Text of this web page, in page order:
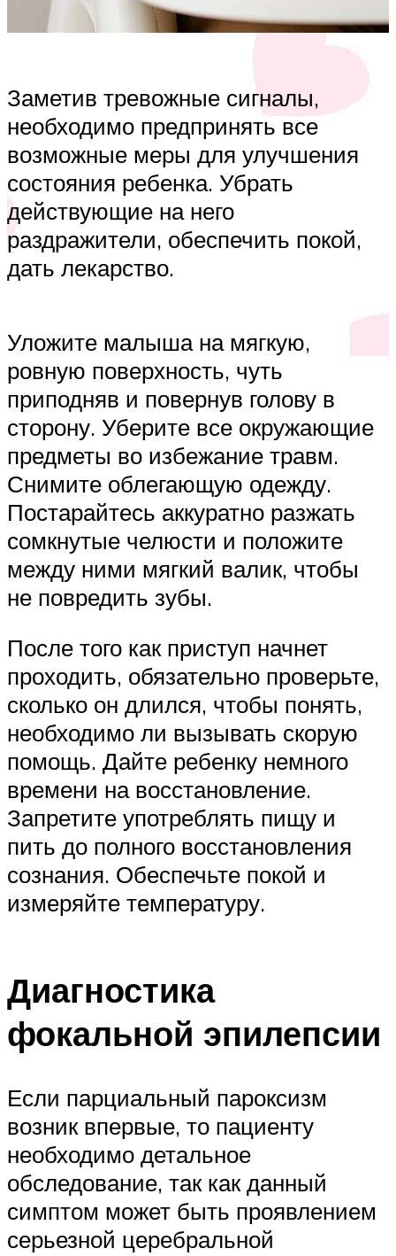
Заметив тревожные сигналы,
необходимо предпринять все
возможные меры для улучшения
состояния ребенка. Убрать
действующие на него
раздражители, обеспечить покой,
дать лекарство.
Уложите малыша на мягкую,
ровную поверхность, чуть
приподняв и повернув голову в
сторону. Уберите все окружающие
предметы во избежание травм.
Снимите облегающую одежду.
Постарайтесь аккуратно разжать
сомкнутые челюсти и положите
между ними мягкий валик, чтобы
не повредить зубы.
После того как приступ начнет
проходить, обязательно проверьте,
сколько он длился, чтобы понять,
необходимо ли вызывать скорую
помощь. Дайте ребенку немного
времени на восстановление.
Запретите употреблять пищу и
пить до полного восстановления
сознания. Обеспечьте покой и
измеряйте температуру.
Диагностика
фокальной эпилепсии
Если парциальный пароксизм
возник впервые, то пациенту
необходимо детальное
обследование, так как данный
симптом может быть проявлением
серьезной церебральной